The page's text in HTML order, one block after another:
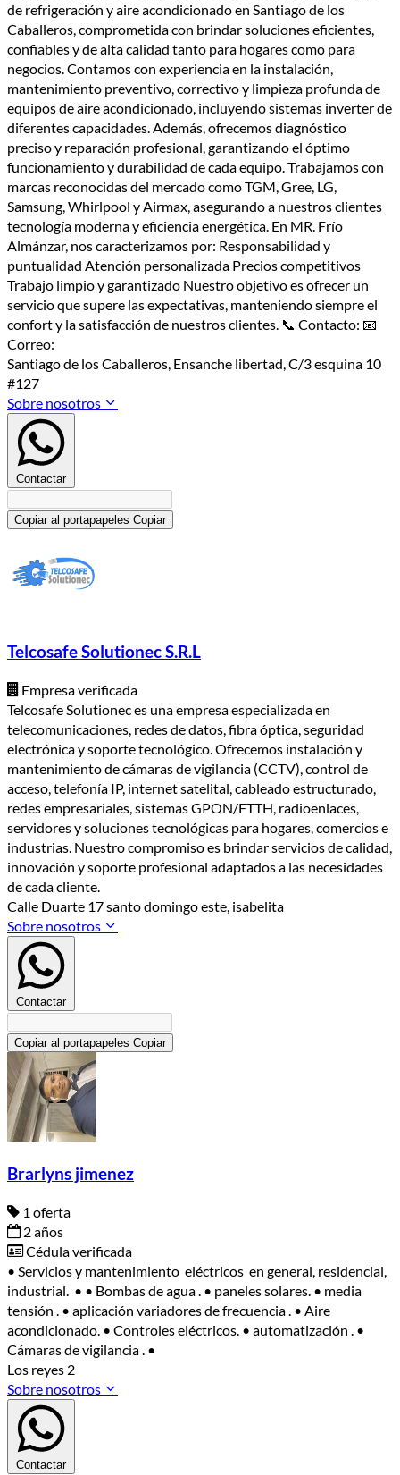
de refrigeración y aire acondicionado en Santiago de los
Caballeros, comprometida con brindar soluciones eficientes,
confiables y de alta calidad tanto para hogares como para
negocios. Contamos con experiencia en la instalación,
mantenimiento preventivo, correctivo y limpieza profunda de
equipos de aire acondicionado, incluyendo sistemas inverter de
diferentes capacidades. Además, ofrecemos diagnóstico
preciso y reparación profesional, garantizando el óptimo
funcionamiento y durabilidad de cada equipo. Trabajamos con
marcas reconocidas del mercado como TGM, Gree, LG,
Samsung, Whirlpool y Airmax, asegurando a nuestros clientes
tecnología moderna y eficiencia energética. En MR. Frío
Almánzar, nos caracterizamos por: Responsabilidad y
puntualidad Atención personalizada Precios competitivos
Trabajo limpio y garantizado Nuestro objetivo es ofrecer un
servicio que supere las expectativas, manteniendo siempre el
confort y la satisfacción de nuestros clientes. 📞 Contacto: 📧
Correo:
Santiago de los Caballeros, Ensanche libertad, C/3 esquina 10
#127
Sobre nosotros
Contactar
Copiar al portapapeles Copiar
Telcosafe Solutionec S.R.L
Empresa verificada
Telcosafe Solutionec es una empresa especializada en
telecomunicaciones, redes de datos, fibra óptica, seguridad
electrónica y soporte tecnológico. Ofrecemos instalación y
mantenimiento de cámaras de vigilancia (CCTV), control de
acceso, telefonía IP, internet satelital, cableado estructurado,
redes empresariales, sistemas GPON/FTTH, radioenlaces,
servidores y soluciones tecnológicas para hogares, comercios e
industrias. Nuestro compromiso es brindar servicios de calidad,
innovación y soporte profesional adaptados a las necesidades
de cada cliente.
Calle Duarte 17 santo domingo este, isabelita
Sobre nosotros
Contactar
Copiar al portapapeles Copiar
Brarlyns jimenez
1 oferta
2 años
Cédula verificada
• Servicios y mantenimiento eléctricos en general, residencial,
industrial. • • Bombas de agua . • paneles solares. • media
tensión . • aplicación variadores de frecuencia . • Aire
acondicionado. • Controles eléctricos. • automatización . •
Cámaras de vigilancia . •
Los reyes 2
Sobre nosotros
Contactar